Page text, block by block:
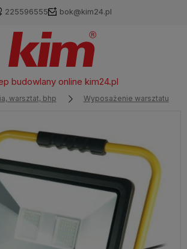
225596555 bok@kim24.pl
budowlany online kim24.pl
warsztat, bhp Wyposażenie warsztatu